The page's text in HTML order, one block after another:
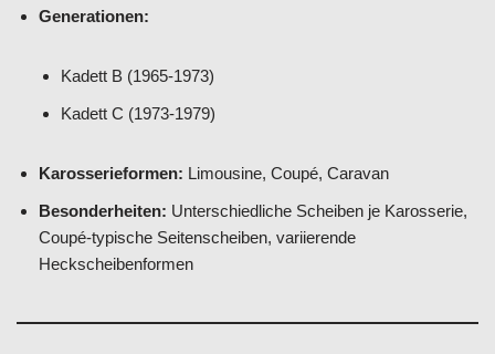
Generationen:
Kadett B (1965-1973)
Kadett C (1973-1979)
Karosserieformen: Limousine, Coupé, Caravan
Besonderheiten: Unterschiedliche Scheiben je Karosserie,
Coupé-typische Seitenscheiben, variierende
Heckscheibenformen